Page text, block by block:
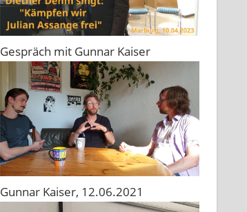
Gespräch mit Gunnar Kaiser
Gunnar Kaiser, 12.06.2021